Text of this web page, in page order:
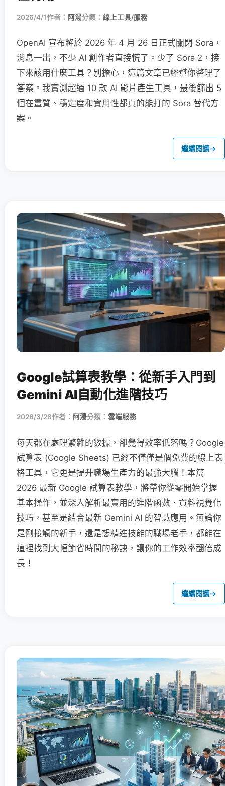
2026/4/1作者： 阿湯分類： 線上工具/服務
OpenAI 宣布將於 2026 年 4 月 26 日正式關閉 Sora，
消息一出，不少 AI 創作者直接慌了。少了 Sora 2，接
下來該用什麼工具？別擔心，這篇文章已經幫你整理了
答案。我實測超過 10 款 AI 影片產生工具，最後篩出 5
個在畫質、穩定度和實用性都真的能打的 Sora 替代方
案。
繼續閱讀→
Google試算表教學：從新手入門到
Gemini AI自動化進階技巧
2026/3/28作者： 阿湯分類： 雲端服務
每天都在處理繁雜的數據，卻覺得效率低落嗎？Google
試算表 (Google Sheets) 已經不僅僅是個免費的線上表
格工具，它更是提升職場生產力的最強大腦！本篇
2026 最新 Google 試算表教學，將帶你從零開始掌握
基本操作，並深入解析最實用的進階函數、資料視覺化
技巧，甚至是結合最新 Gemini AI 的智慧應用。無論你
是剛接觸的新手，還是想精進技能的職場老手，都能在
這裡找到大幅節省時間的秘訣，讓你的工作效率翻倍成
長！
繼續閱讀→